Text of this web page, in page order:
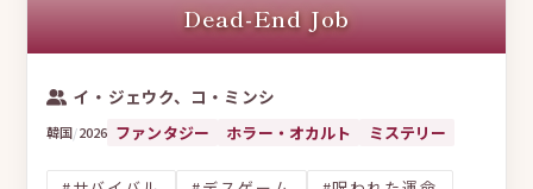
Dead-End Job
イ・ジェウク、コ・ミンシ
韓国/2026 ファンタジー ホラー・オカルト ミステリー